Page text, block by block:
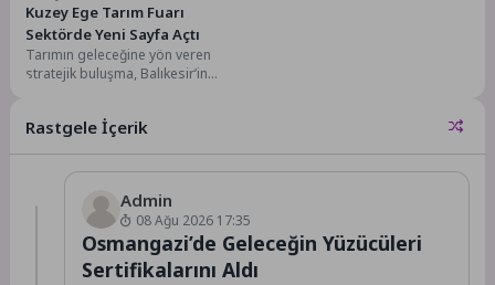
Kuzey Ege Tarım Fuarı
Sektörde Yeni Sayfa Açtı
Tarımın geleceğine yön veren
stratejik buluşma, Balıkesir’in
Tarım...
Rastgele İçerik
Admin
08 Ağu 2026 17:35
Osmangazi’de Geleceğin Yüzücüleri
Sertifikalarını Aldı